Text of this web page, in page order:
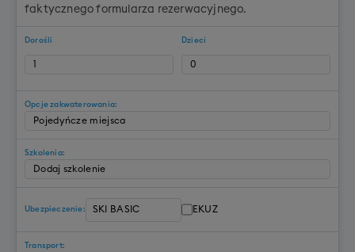
faktycznego formularza rezerwacyjnego.
Dorośli Dzieci
Opcje zakwaterowania:
Szkolenia:
Ubezpieczenie: EKUZ
Transport: